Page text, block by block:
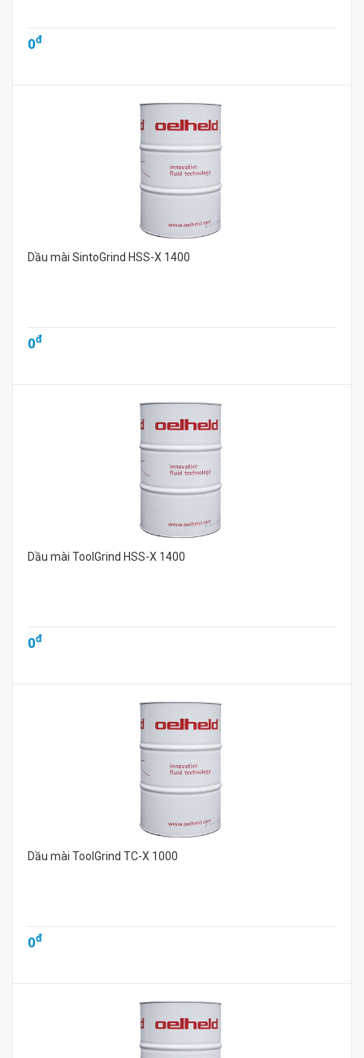
0đ
Dầu mài SintoGrind HSS-X 1400
0đ
Dầu mài ToolGrind HSS-X 1400
0đ
Dầu mài ToolGrind TC-X 1000
0đ